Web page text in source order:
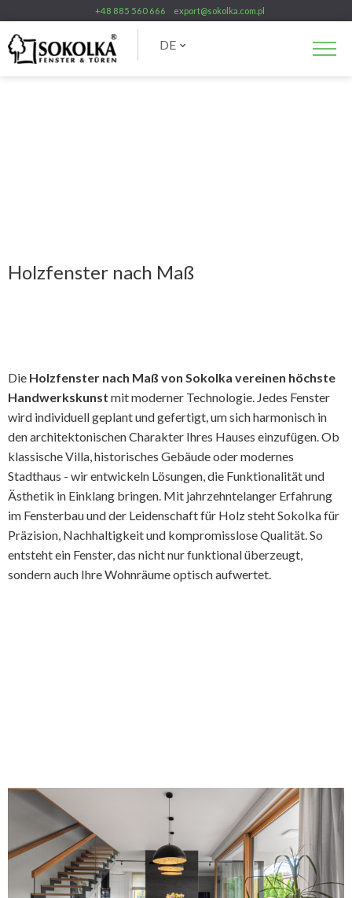
+48 885 560 666 export@sokolka.com.pl
DE
Holzfenster nach Maß
Die Holzfenster nach Maß von Sokolka vereinen höchste
Handwerkskunst mit moderner Technologie. Jedes Fenster
wird individuell geplant und gefertigt, um sich harmonisch in
den architektonischen Charakter Ihres Hauses einzufügen. Ob
klassische Villa, historisches Gebäude oder modernes
Stadthaus - wir entwickeln Lösungen, die Funktionalität und
Ästhetik in Einklang bringen. Mit jahrzehntelanger Erfahrung
im Fensterbau und der Leidenschaft für Holz steht Sokolka für
Präzision, Nachhaltigkeit und kompromisslose Qualität. So
entsteht ein Fenster, das nicht nur funktional überzeugt,
sondern auch Ihre Wohnräume optisch aufwertet.